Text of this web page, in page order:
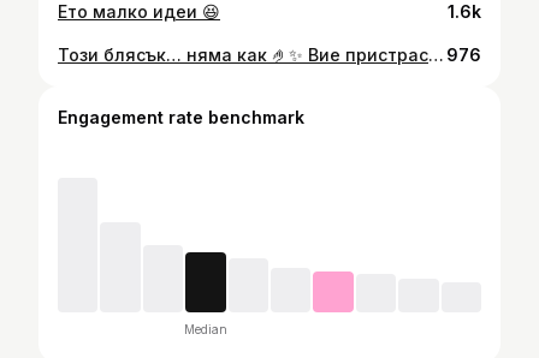
Ето малко идеи 😆 1.6k
Този блясък… няма как 🤌✨ Вие пристрастени ли сте като мен? #gisoulipoil #gisou 976
Engagement rate benchmark
Median